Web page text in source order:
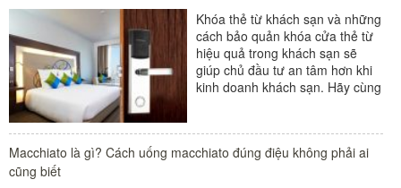
Khóa thẻ từ khách sạn và những
cách bảo quản khóa cửa thẻ từ
hiệu quả trong khách sạn sẽ
giúp chủ đầu tư an tâm hơn khi
kinh doanh khách sạn. Hãy cùng
Macchiato là gì? Cách uống macchiato đúng điệu không phải ai
cũng biết